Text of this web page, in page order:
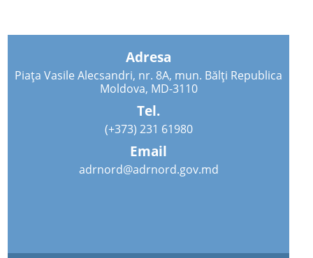
Adresa
Piața Vasile Alecsandri, nr. 8A, mun. Bălți Republica
Moldova, MD-3110
Tel.
(+373) 231 61980
Email
adrnord@adrnord.gov.md